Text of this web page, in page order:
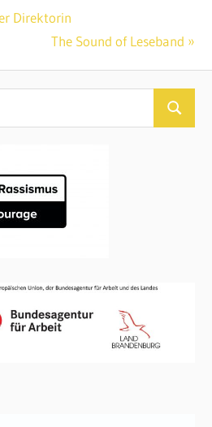
Direktorin
Nächster
The Sound of Leseband
Suchen